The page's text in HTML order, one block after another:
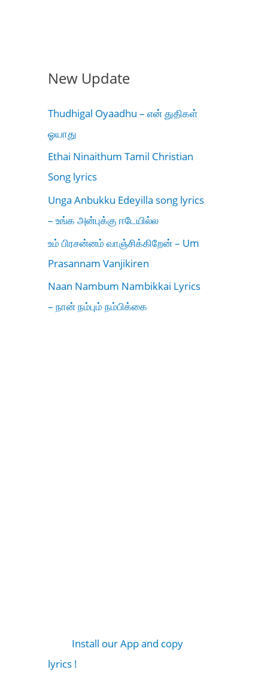
New Update
Thudhigal Oyaadhu – என் துதிகள்
ஓயாது
Ethai Ninaithum Tamil Christian
Song lyrics
Unga Anbukku Edeyilla song lyrics
– உங்க அன்புக்கு ஈடேயில்ல
உம் பிரசன்னம் வாஞ்சிக்கிறேன் – Um
Prasannam Vanjikiren
Naan Nambum Nambikkai Lyrics
– நான் நம்பும் நம்பிக்கை
Install our App and copy
lyrics !